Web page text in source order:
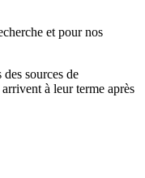
et pour nos
sources de
à leur terme après